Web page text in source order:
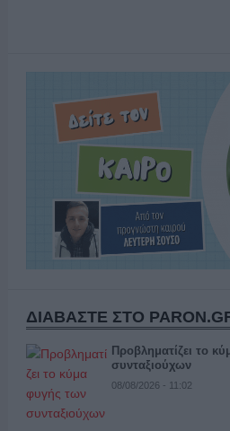
ΔΙΑΒΑΣΤΕ ΣΤΟ
Προβληματίζει το
συνταξιούχων
08/08/2026 - 11:02